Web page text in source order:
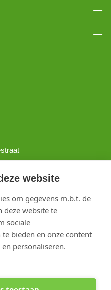
website
om gegevens m.b.t. de
deze website te
sociale
bieden en onze content
personaliseren.
Alle rechten voorbehouden